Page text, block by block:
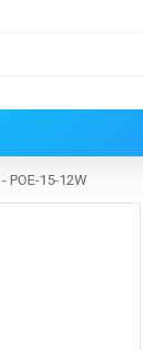
POE-15-12W